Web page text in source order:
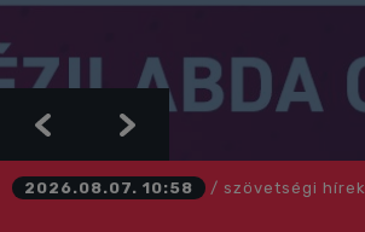
PreviousNext
2026.08.07. 10:58 / szövetségi hírek